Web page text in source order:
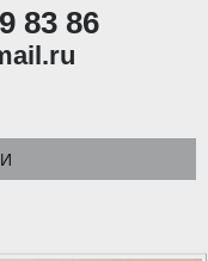
83 86